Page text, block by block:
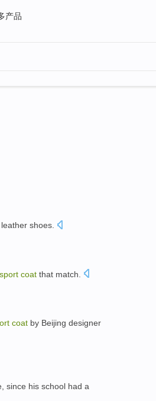
产品
leather shoes
sport coat that match
coat by Beijing designer
since his school had a